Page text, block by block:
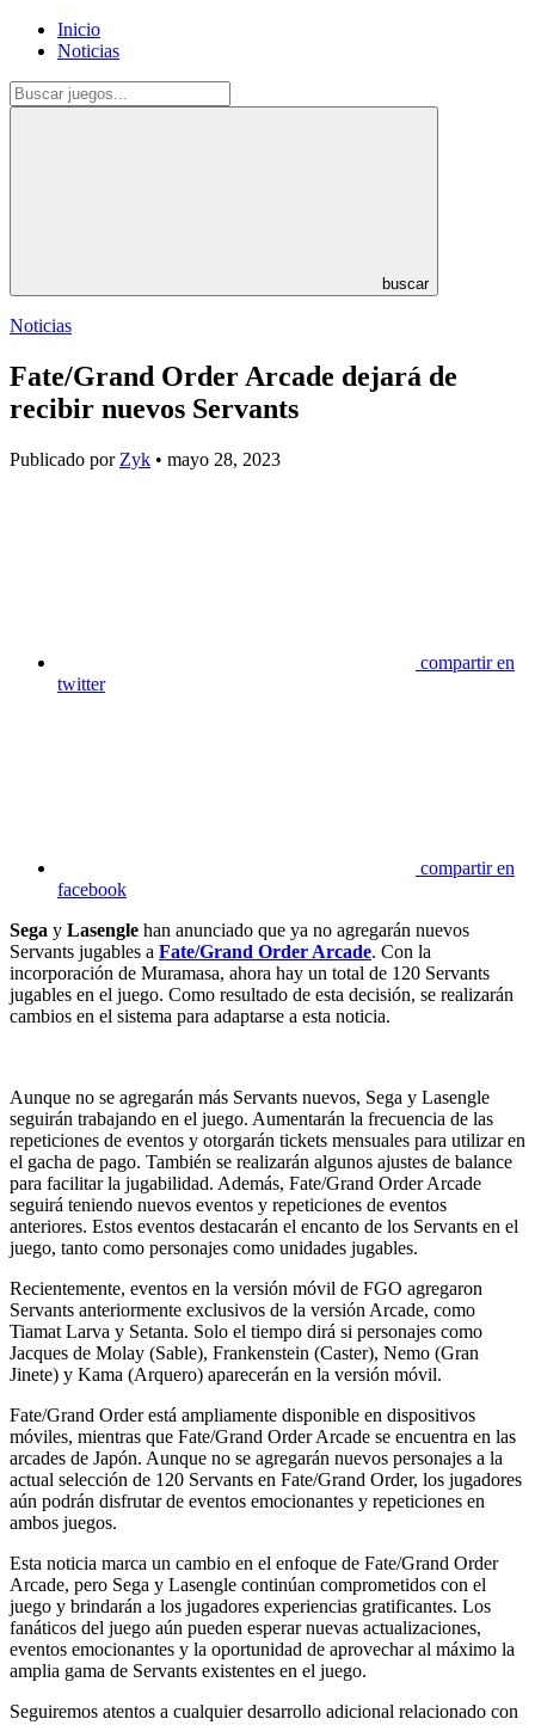
Inicio
Noticias
buscar
Noticias
Fate/Grand Order Arcade dejará de
recibir nuevos Servants
Publicado por Zyk • mayo 28, 2023
compartir en
twitter
compartir en
facebook
Sega y Lasengle han anunciado que ya no agregarán nuevos
Servants jugables a Fate/Grand Order Arcade. Con la
incorporación de Muramasa, ahora hay un total de 120 Servants
jugables en el juego. Como resultado de esta decisión, se realizarán
cambios en el sistema para adaptarse a esta noticia.
Aunque no se agregarán más Servants nuevos, Sega y Lasengle
seguirán trabajando en el juego. Aumentarán la frecuencia de las
repeticiones de eventos y otorgarán tickets mensuales para utilizar en
el gacha de pago. También se realizarán algunos ajustes de balance
para facilitar la jugabilidad. Además, Fate/Grand Order Arcade
seguirá teniendo nuevos eventos y repeticiones de eventos
anteriores. Estos eventos destacarán el encanto de los Servants en el
juego, tanto como personajes como unidades jugables.
Recientemente, eventos en la versión móvil de FGO agregaron
Servants anteriormente exclusivos de la versión Arcade, como
Tiamat Larva y Setanta. Solo el tiempo dirá si personajes como
Jacques de Molay (Sable), Frankenstein (Caster), Nemo (Gran
Jinete) y Kama (Arquero) aparecerán en la versión móvil.
Fate/Grand Order está ampliamente disponible en dispositivos
móviles, mientras que Fate/Grand Order Arcade se encuentra en las
arcades de Japón. Aunque no se agregarán nuevos personajes a la
actual selección de 120 Servants en Fate/Grand Order, los jugadores
aún podrán disfrutar de eventos emocionantes y repeticiones en
ambos juegos.
Esta noticia marca un cambio en el enfoque de Fate/Grand Order
Arcade, pero Sega y Lasengle continúan comprometidos con el
juego y brindarán a los jugadores experiencias gratificantes. Los
fanáticos del juego aún pueden esperar nuevas actualizaciones,
eventos emocionantes y la oportunidad de aprovechar al máximo la
amplia gama de Servants existentes en el juego.
Seguiremos atentos a cualquier desarrollo adicional relacionado con